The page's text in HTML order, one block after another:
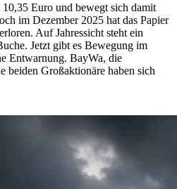
Euro und bewegt sich damit
im Dezember 2025 hat das Papier
Auf Jahressicht steht ein
Jetzt gibt es Bewegung im
Entwarnung. BayWa, die
beiden Großaktionäre haben sich